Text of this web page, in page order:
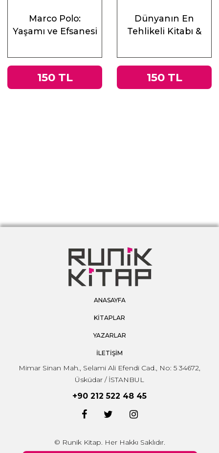
Marco Polo:
Yaşamı ve Efsanesi
150 TL
Dünyanın En
Tehlikeli Kitabı &
İmparatorluğu’ndan
Tacitus’un
150 TL
ANASAYFA
KİTAPLAR
YAZARLAR
İLETİŞİM
Mimar Sinan Mah., Selami Ali Efendi Cad., No: 5 34672,
Üsküdar / İSTANBUL
+90 212 522 48 45
© Runik Kitap. Her Hakkı Saklıdır.